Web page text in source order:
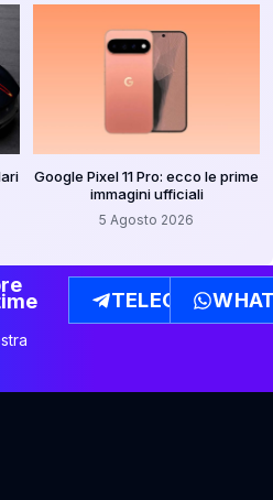
Google Pixel 11 Pro: ecco le prime
immagini ufficiali
5 Agosto 2026
TELEGRAM